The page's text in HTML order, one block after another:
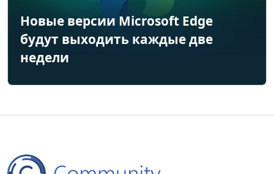
Новые версии Microsoft Edge
будут выходить каждые две
недели